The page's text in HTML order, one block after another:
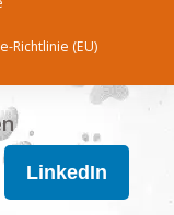
Richtlinie (EU)
LinkedIn